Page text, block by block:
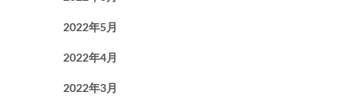
2022年5月
2022年4月
2022年3月